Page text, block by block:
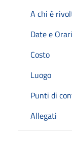
A chi è
Date e Orari
Costo
Luogo
Punti di
Allegati